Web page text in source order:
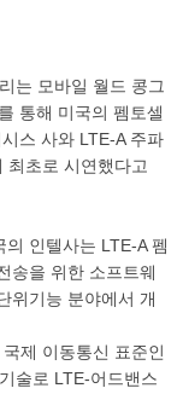
는 모바일 월드 콩그
통해 미국의 펨토셀
스 사와 LTE-A 주파
최초로 시연했다고
인텔사는 LTE-A 펨
송을 위한 소프트웨
위기능 분야에서 개
제 이동통신 표준인
술로 LTE-어드밴스